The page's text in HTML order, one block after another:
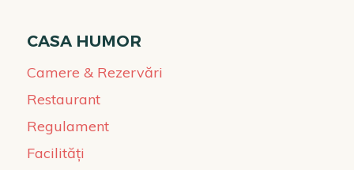
CASA HUMOR
Camere & Rezervări
Restaurant
Regulament
Facilități